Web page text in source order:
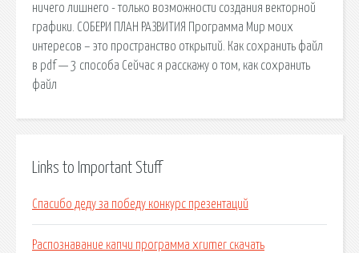
ничего лишнего - только возможности создания векторной
графики. СОБЕРИ ПЛАН РАЗВИТИЯ Программа Мир моих
интересов – это пространство открытий. Как сохранить файл
в pdf — 3 способа Сейчас я расскажу о том, как сохранить
файл
Links to Important Stuff
Спасибо деду за победу конкурс презентаций
Распознавание капчи программа xrumer скачать